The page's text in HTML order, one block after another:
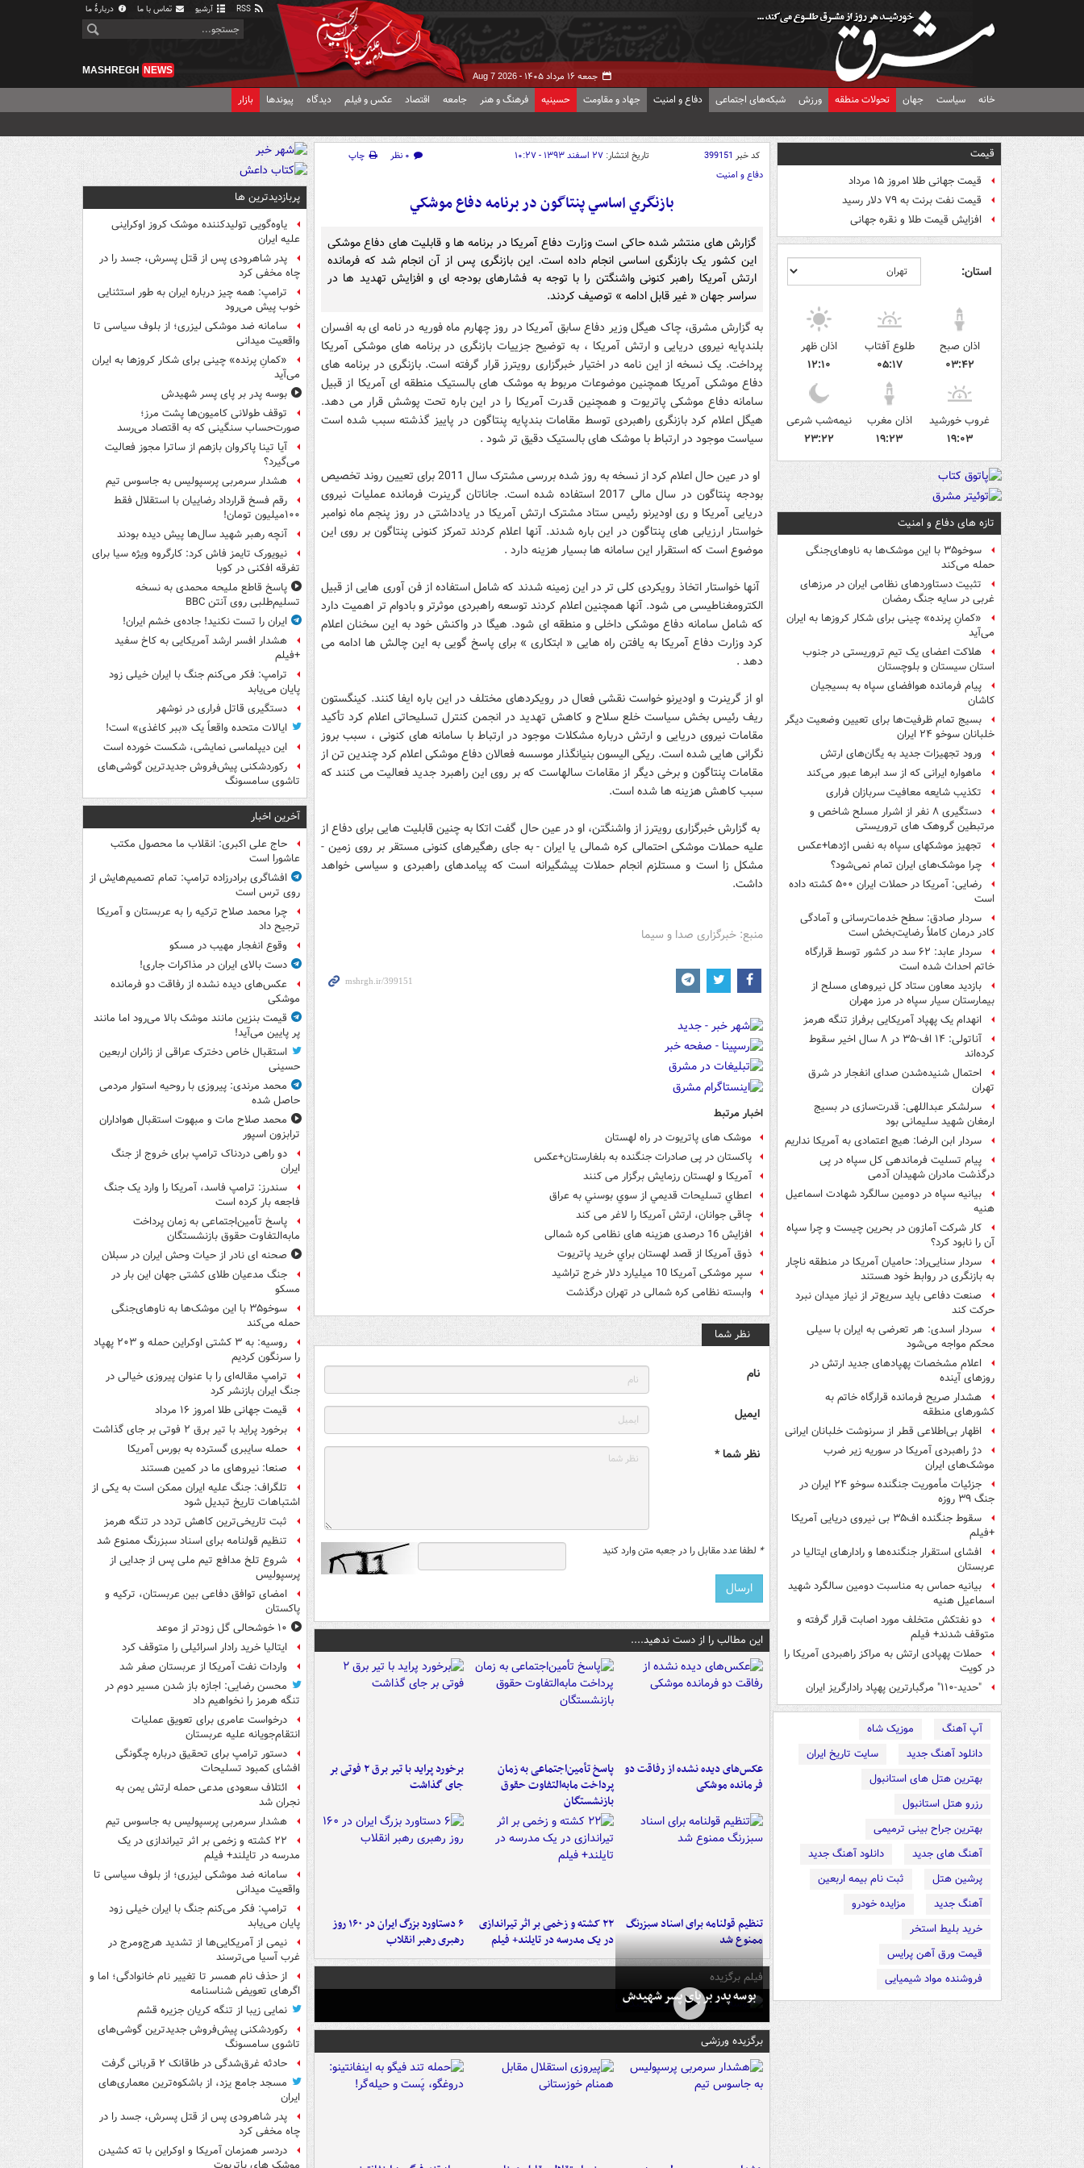
آرشیو تماس با ما دربارهٔ ما
جمعه ۱۶ مرداد ۱۴۰۵ - Aug 7 2026
MASHREGH NEWS
خانه سیاست جهان تحولات منطقه ورزش شبکه‌های اجتماعی دفاع و امنیت جهاد و مقاومت حسینیه فرهنگ و هنر جامعه اقتصاد عکس و فیلم دیدگاه پیوندها بازار
قیمت
قیمت جهانی طلا امروز ۱۵ مرداد
قیمت نفت برنت به ۷۹ دلار رسید
افزایش قیمت طلا و نقره جهانی
استان:
اذان صبح
۰۳:۴۲
طلوع آفتاب
۰۵:۱۷
اذان ظهر
۱۲:۱۰
غروب خورشید
۱۹:۰۳
اذان مغرب
۱۹:۲۳
نیمه‌شب شرعی
۲۳:۲۲
تازه های دفاع و امنیت
سوخو۳۵ با این موشک‌ها به ناوهای‌جنگی
حمله می‌کند
تثبیت دستاوردهای نظامی ایران در مرزهای
غربی در سایه جنگ رمضان
«کمانِ پرنده» چینی برای شکار کروزها به ایران
می‌آید
هلاکت اعضای یک تیم تروریستی در جنوب
استان سیستان و بلوچستان
پیام فرمانده هوافضای سپاه به بسیجیان
کاشان
بسیج تمام ظرفیت‌ها برای تعیین وضعیت دیگر
خلبانان سوخو ۲۴ ایران
ورود تجهیزات جدید به یگان‌های ارتش
ماهواره ایرانی که از سد ابرها عبور می‌کند
تکذیب شایعه معافیت سربازان فراری
دستگیری ۸ نفر از اشرار مسلح شاخص و
مرتبطین گروهک های تروریستی
تجهیز موشکهای سپاه به نفس اژدها+عکس
چرا موشک‌های ایران تمام نمی‌شود؟
رضایی: آمریکا در حملات ایران ۵۰۰ کشته داده
است
سردار صادق: سطح خدمات‌رسانی و آمادگی
کادر درمان کاملاً رضایت‌بخش است
سردار عابد: ۶۲ سد در کشور توسط قرارگاه
خاتم احداث شده است
بازدید معاون ستاد کل نیروهای مسلح از
بیمارستان سیار سپاه در مرز مهران
انهدام یک پهپاد آمریکایی برفراز تنگه هرمز
آناتولی: ۱۴ اف-۳۵ در ۸ سال اخیر سقوط
کرده‌اند
احتمال شنیده‌شدن صدای انفجار در شرق
تهران
سرلشکر عبداللهی: قدرت‌سازی در بسیج
ارمغان شهید سلیمانی بود
سردار ابن الرضا: هیچ اعتمادی به آمریکا نداریم
پیام تسلیت فرماندهی کل سپاه در پی
درگذشت مادران شهیدان آدمی
بیانیه سپاه در دومین سالگرد شهادت اسماعیل
هنیه
کار شرکت آمازون در بحرین چیست و چرا سپاه
آن را نابود کرد؟
سردار سنایی‌راد: حامیان آمریکا در منطقه ناچار
به بازنگری در روابط خود هستند
صنعت دفاعی باید سریع‌تر از نیاز میدان نبرد
حرکت کند
سردار اسدی: هر تعرضی به ایران با سیلی
محکم مواجه می‌شود
اعلام مشخصات پهپادهای جدید ارتش در
روزهای آینده
هشدار صریح فرمانده قرارگاه خاتم‌ به
کشورهای منطقه
اظهار بی‌اطلاعی قطر از سرنوشت خلبانان ایرانی
دژ راهبردی آمریکا در سوریه زیر ضرب
موشک‌های ایران
جزئیات مأموریت جنگنده سوخو ۲۴ ایران در
جنگ ۳۹ روزه
سقوط جنگنده اف۳۵ بی نیروی دریایی آمریکا
+فیلم
افشای استقرار جنگنده‌ها و رادارهای ایتالیا در
عربستان
بیانیه حماس به مناسبت دومین سالگرد شهید
اسماعیل هنیه
دو نفتکش متخلف مورد اصابت قرار گرفته و
متوقف شدند+ فیلم
حملات پهپادی ارتش به مراکز راهبردی آمریکا را
در کویت
"حدید-۱۱۰" مرگبارترین پهپاد رادارگریز ایران
آپ آهنگ
موزیک شاه
دانلود آهنگ جدید
سایت تاریخ ایران
بهترین هتل های استانبول
رزرو هتل استانبول
بهترین جراح بینی ترمیمی
آهنگ های جدید
دانلود آهنگ جدید
پرشین هتل
ثبت نام بیمه اربعین
آهنگ جدید
مزایده خودرو
خرید بلیط استخر
قیمت ورق آهن پرایس
فروشنده مواد شیمیایی
کد خبر 399151 تاریخ انتشار: ۲۷ اسفند ۱۳۹۳ - ۱۰:۲۷ ۰ نظر
چاپ
دفاع و امنیت
بازنگري اساسي پنتاگون در برنامه دفاع موشکي
گزارش های منتشر شده حاکی است وزارت دفاع آمریکا در برنامه ها و قابلیت های دفاع موشکی
این کشور یک بازنگری اساسی انجام داده است. این بازنگری پس از آن انجام شد که فرمانده
ارتش آمریکا راهبر کنونی واشنگتن را با توجه به فشارهای بودجه ای و افزایش تهدید ها در
سراسر جهان « غیر قابل ادامه » توصیف کردند.
به گزارش مشرق، چاک هیگل وزیر دفاع سابق آمریکا در روز چهارم ماه فوریه در نامه ای به افسران
بلندپایه نیروی دریایی و ارتش آمریکا ، به توضیح جزییات بازنگری در برنامه های موشکی آمریکا
پرداخت. یک نسخه از این نامه در اختیار خبرگزاری رویترز قرار گرفته است. بازنگری در برنامه های
دفاع موشکی آمریکا همچنین موضوعات مربوط به موشک های بالستیک منطقه ای آمریکا از قبیل
سامانه دفاع موشکی پاتریوت و همچنین قدرت آمریکا را در این باره تحت پوشش قرار می دهد.
هیگل اعلام کرد بازنگری راهبردی توسط مقامات بندپایه پنتاگون در پاییز گذشته سبب شده است
سیاست موجود در ارتباط با موشک های بالستیک دقیق تر شود .
او در عین حال اعلام کرد از نسخه به روز شده بررسی مشترک سال 2011 برای تعیین روند تخصیص
بودجه پنتاگون در سال مالی 2017 استفاده شده است. جاناتان گرینرت فرمانده عملیات نیروی
دریایی آمریکا و ری اودیرنو رئیس ستاد مشترک ارتش آمریکا در یادداشتی در روز پنجم ماه نوامبر
خواستار ارزیابی های پنتاگون در این باره شدند. آنها اعلام کردند تمرکز کنونی پنتاگون بر روی این
موضوع است که استقرار این سامانه ها بسیار هزینه دارد .
آنها خواستار اتخاذ رویکردی کلی تر در این زمینه شدند که شامل استفاده از فن آوری هایی از قبیل
الکترومغناطیسی می شود. آنها همچنین اعلام کردند توسعه راهبردی موثرتر و بادوام تر اهمیت دارد
که شامل سامانه دفاع موشکی داخلی و منطقه ای شود. هیگا در واکنش خود به این سخنان اعلام
کرد وزارت دفاع آمریکا به یافتن راه هایی « ابتکاری » برای پاسخ گویی به این چالش ها ادامه می
دهد .
او از گرینرت و اودیرنو خواست نقشی فعال در رویکردهای مختلف در این باره ایفا کنند. کینگستون
ریف رئیس بخش سیاست خلع سلاح و کاهش تهدید در انجمن کنترل تسلیحاتی اعلام کرد تأکید
مقامات نیروی دریایی و ارتش درباره مشکلات موجود در ارتباط با سامانه های کنونی ، سبب بروز
نگرانی هایی شده است. ریکی الیسون بنیانگذار موسسه فعالان دفاع موشکی اعلام کرد چندین تن از
مقامات پنتاگون و برخی دیگر از مقامات سالهاست که بر روی این راهبرد جدید فعالیت می کنند که
سبب کاهش هزینه ها شده است.
به گزارش خبرگزاری رویترز از واشنگتن، او در عین حال گفت اتکا به چنین قابلیت هایی برای دفاع از
علیه حملات موشکی احتمالی کره شمالی یا ایران - به جای رهگیرهای کنونی مستقر بر روی زمین -
مشکل زا است و مستلزم انجام حملات پیشگیرانه است که پیامدهای راهبردی و سیاسی خواهد
داشت.
منبع: خبرگزاری صدا و سیما
اخبار مرتبط
موشک های پاتریوت در راه لهستان
پاکستان در پی صادرات جنگنده به بلغارستان+عکس
آمريکا و لهستان رزمايش برگزار می کنند
اعطاي تسليحات قديمي از سوي بوسني به عراق
چاقی جوانان، ارتش آمریکا را لاغر می کند
افزايش 16 درصدی هزينه های نظامی کره شمالی
ذوق آمريکا از قصد لهستان براي خريد پاتريوت
سپر موشکی آمریکا 10 میلیارد دلار خرج تراشید
وابسته نظامی کره شمالی در تهران درگذشت
نظر شما
نام
ایمیل
نظر شما *
* لطفا عدد مقابل را در جعبه متن وارد کنید
این مطالب را از دست ندهید....
عکس‌های دیده نشده از رفاقت دو
فرمانده‌ موشکی
پاسخ تأمین‌اجتماعی به زمان
پرداخت مابه‌التفاوت حقوق
بازنشستگان
برخورد پراید با تیر برق ۲ فوتی بر
جای گذاشت
تنظیم قولنامه برای اسناد سبزرنگ
ممنوع شد
۲۲ کشته و زخمی بر اثر تیراندازی
در یک مدرسه در تایلند+ فیلم
۶ دستاورد بزرگ ایران در ۱۶۰ روز
رهبری رهبر انقلاب
فیلم برگزیده
بوسه‌ پدر بر پای پسر شهیدش
برگزیده ورزشی
پربازدیدترین ها
یاوه‌گویی تولیدکننده موشک کروز اوکراینی
علیه ایران
پدر شاهرودی پس از قتل پسرش، جسد را در
چاه مخفی کرد
ترامپ: همه چیز درباره ایران به طور استثنایی
خوب پیش می‌رود
سامانه ضد موشکی لیزری؛ از بلوف سیاسی تا
واقعیت میدانی
«کمانِ پرنده» چینی برای شکار کروزها به ایران
می‌آید
بوسه‌ پدر بر پای پسر شهیدش
توقف طولانی کامیون‌ها پشت مرز؛
صورت‌حساب سنگینی که به اقتصاد می‌رسد
آیا تینا پاکروان بازهم از ساترا مجوز فعالیت
می‌گیرد؟
هشدار سرمربی پرسپولیس به جاسوس تیم
رقم فسخ قرارداد رضاییان با استقلال فقط
۱۰۰میلیون تومان!
آنچه رهبر شهید سال‌ها پیش دیده بودند
نیویورک تایمز فاش کرد: کارگروه ویژه سیا برای
تفرقه افکنی در کوبا
پاسخ قاطع ملیحه محمدی به نسخه
تسلیم‌طلبی روی آنتن BBC
ایران را تست نکنید! جاده‌ی خشم ایران!
هشدار افسر ارشد آمریکایی به کاخ سفید
+فیلم
ترامپ: فکر می‌کنم جنگ با ایران خیلی زود
پایان می‌یابد
دستگیری قاتل فراری در نوشهر
ایالات متحده واقعاً یک «ببر کاغذی» است!
این دیپلماسی نمایشی، شکست خورده است
رکوردشکنی پیش‌فروش جدیدترین گوشی‌های
تاشوی سامسونگ
آخرین اخبار
حاج علی اکبری: انقلاب ما محصول مکتب
عاشورا است
افشاگری برادرزاده ترامپ: تمام تصمیم‌هایش از
روی ترس است
چرا محمد صلاح ترکیه را به عربستان و آمریکا
ترجیح داد
وقوع انفجار مهیب در مسکو
دست بالای ایران در مذاکرات جاری!
عکس‌های دیده نشده از رفاقت دو فرمانده‌
موشکی
قیمت بنزین مانند موشک بالا می‌رود اما مانند
پر پایین می‌آید!
استقبال خاص دخترک عراقی از زائران اربعین
حسینی
محمد مرندی: پیروزی با روحیه استوار مردمی
حاصل شده
محمد صلاح مات و مبهوت استقبال هواداران
ترابزون اسپور
دو راهی دردناک ترامپ برای خروج از جنگ
ایران
سندرز: ترامپ فاسد، آمریکا را وارد یک جنگ
فاجعه بار کرده است
پاسخ تأمین‌اجتماعی به زمان پرداخت
مابه‌التفاوت حقوق بازنشستگان
صحنه ای نادر از حیات وحش ایران در سبلان
جنگ مدعیان طلای کشتی جهان این بار در
مسکو
سوخو۳۵ با این موشک‌ها به ناوهای‌جنگی
حمله می‌کند
روسیه: به ۳ کشتی اوکراین حمله و ۲۰۳ پهپاد
را سرنگون کردیم
ترامپ مقاله‌ای را با عنوان پیروزی خیالی در
جنگ ایران بازنشر کرد
قیمت جهانی طلا امروز ۱۶ مرداد
برخورد پراید با تیر برق ۲ فوتی بر جای گذاشت
حمله سایبری گسترده به بورس آمریکا
صنعا: نیروهای ما در کمین‌ هستند
تلگراف: جنگ علیه ایران ممکن است به یکی از
اشتباهات تاریخ تبدیل شود
ثبت تاریخی‌ترین کاهش تردد در تنگه هرمز
تنظیم قولنامه برای اسناد سبزرنگ ممنوع شد
شروع تلخ مدافع تیم ملی پس از جدایی از
پرسپولیس
امضای توافق دفاعی بین عربستان، ترکیه و
پاکستان
۱۰ خوشحالی گل زودتر از موعد
ایتالیا خرید رادار اسرائیلی را متوقف کرد
واردات نفت آمریکا از عربستان صفر شد
محسن رضایی: اجازه باز شدن مسیر دوم در
تنگه هرمز را نخواهیم داد
درخواست عامری برای تعویق عملیات
انتقام‌جویانه علیه عربستان
دستور ترامپ برای تحقیق درباره چگونگی
افشای کمبود تسلیحات
ائتلاف سعودی مدعی حمله ارتش یمن به
نجران شد
هشدار سرمربی پرسپولیس به جاسوس تیم
۲۲ کشته و زخمی بر اثر تیراندازی در یک
مدرسه در تایلند+ فیلم
سامانه ضد موشکی لیزری؛ از بلوف سیاسی تا
واقعیت میدانی
ترامپ: فکر می‌کنم جنگ با ایران خیلی زود
پایان می‌یابد
نیمی از آمریکایی‌ها از تشدید هرج‌ومرج در
غرب آسیا می‌ترسند
از حذف نام همسر تا تغییر نام خانوادگی؛ اما و
اگرهای تعویض شناسنامه
نمایی زیبا از تنگه کریان جزیره قشم
رکوردشکنی پیش‌فروش جدیدترین گوشی‌های
تاشوی سامسونگ
حادثه غرق‌شدگی در طاقانک ۲ قربانی گرفت
مسجد جامع یزد، از باشکوه‌ترین معماری‌های
ایران
پدر شاهرودی پس از قتل پسرش، جسد را در
چاه مخفی کرد
دردسر همزمان آمریکا و اوکراین با ته کشیدن